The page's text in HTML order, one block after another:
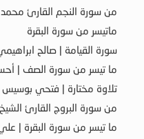
من سورة النجم القارئ
ماتيسر من سورة البقرة
سورة القيامة | صالح
ما تيسر من سورة الصف |
تلاوة مختارة | فتحي بوسيس
من سورة البروج القارئ
ما تيسر من سورة البقرة |